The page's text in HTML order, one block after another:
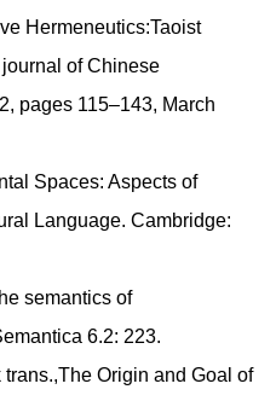
Hermeneutics:Taoist
of Chinese
pages 115–143, March
Spaces: Aspects of
Language. Cambridge:
semantics of
6.2: 223.
Origin and Goal of